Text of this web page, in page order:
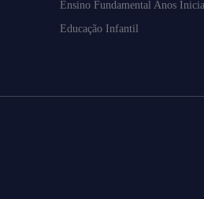
Ensino Fundamental Anos
Educação Infantil